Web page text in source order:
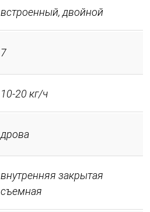
встроенный, двойной
7
10-20 кг/ч
дрова
внутренняя закрытая
съемная